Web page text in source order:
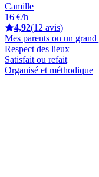
Camille
16 €/h
4,92(12 avis)
Mes parents on un
Respect des lieux
Satisfait ou refait
Organisé et méthodique